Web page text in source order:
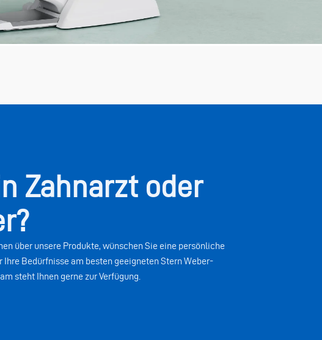
Zahnarzt oder
über unsere Produkte, wünschen Sie eine persönliche
Bedürfnisse am besten geeigneten Stern Weber-
steht Ihnen gerne zur Verfügung.